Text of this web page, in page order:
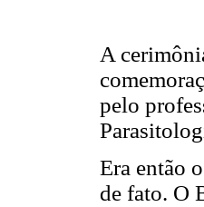
A
pelo
Era então
de fato. O